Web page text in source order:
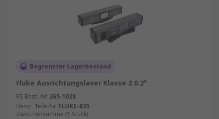
Begrenzter Lagerbestand
Fluke Ausrichtungslaser Klasse 2 0.2°
RS Best.-Nr. 265-1028
Herst. Teile-Nr. FLUKE-835
Zwischensumme (1 Stück)